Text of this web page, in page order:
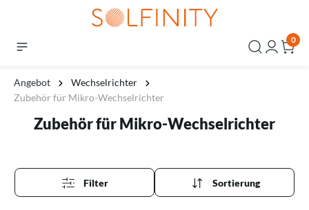
0
Angebot
Wechselrichter
Zubehör für Mikro-Wechselrichter
Zubehör für Mikro-Wechselrichter
Filter Sortierung